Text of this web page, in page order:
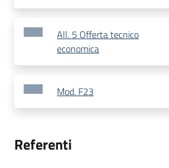
All. 5 Offerta tecnico
economica
Mod. F23
Referenti